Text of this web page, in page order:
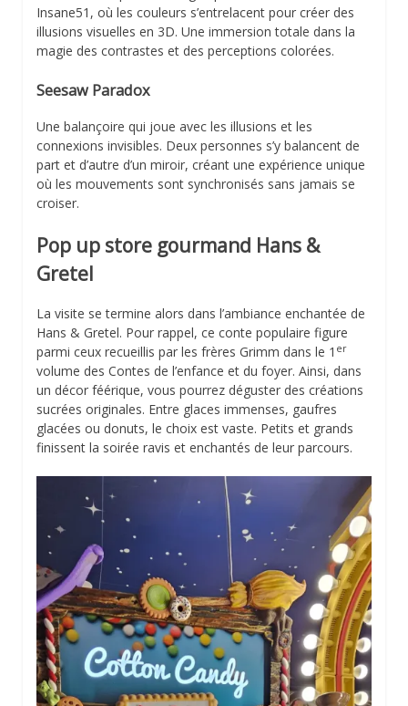
Insane51, où les couleurs s’entrelacent pour créer des
illusions visuelles en 3D. Une immersion totale dans la
magie des contrastes et des perceptions colorées.
Seesaw Paradox
Une balançoire qui joue avec les illusions et les
connexions invisibles. Deux personnes s’y balancent de
part et d’autre d’un miroir, créant une expérience unique
où les mouvements sont synchronisés sans jamais se
croiser.
Pop up store gourmand Hans &
Gretel
La visite se termine alors dans l’ambiance enchantée de
Hans & Gretel. Pour rappel, ce conte populaire figure
parmi ceux recueillis par les frères Grimm dans le 1 er
volume des Contes de l’enfance et du foyer. Ainsi, dans
un décor féérique, vous pourrez déguster des créations
sucrées originales. Entre glaces immenses, gaufres
glacées ou donuts, le choix est vaste. Petits et grands
finissent la soirée ravis et enchantés de leur parcours.